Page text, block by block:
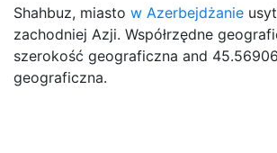
Shahbuz, miasto w Azerbejdżanie
zachodniej Azji. Współrzędne
szerokość geograficzna and
geograficzna.